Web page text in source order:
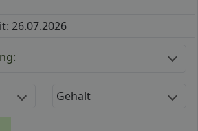
26.07.2026
Gehalt